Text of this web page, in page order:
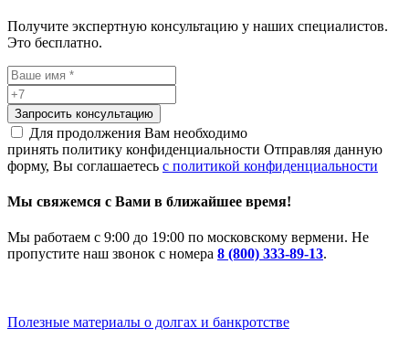
Получите экспертную консультацию у наших специалистов.
Это бесплатно.
Запросить консультацию
Для продолжения Вам необходимо
принять политику конфиденциальности Отправляя данную
форму, Вы соглашаетесь с политикой конфиденциальности
Мы свяжемся с Вами в ближайшее время!
Мы работаем с 9:00 до 19:00 по московскому вермени. Не
пропустите наш звонок с номера 8 (800) 333-89-13.
Полезные материалы о долгах и банкротстве